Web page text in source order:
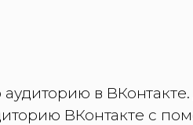
в
ВКонтакте с